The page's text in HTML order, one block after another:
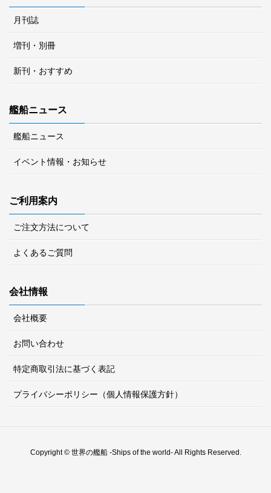
月刊誌
増刊・別冊
新刊・おすすめ
艦船ニュース
艦船ニュース
イベント情報・お知らせ
ご利用案内
ご注文方法について
よくあるご質問
会社情報
会社概要
お問い合わせ
特定商取引法に基づく表記
プライバシーポリシー（個人情報保護方針）
Copyright © 世界の艦船 -Ships of the world- All Rights Reserved.